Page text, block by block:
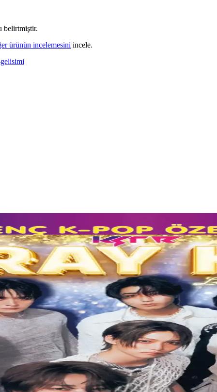
belirtmiştir.
ürünün incelemesini incele.
ve Tasarım İpuçları
kullanılan teknikler, renk seçimi ve oversize tasarımın önemi
Alüminyum Gövdeyle Güvenli Kullanım
gövdesiyle büyüyen ayaklara uygun, güvenli ve eğlenceli
Güvenli ve Konforlu Yüzme Deneyimi İçin
UV koruması, su geçirmezlik ve ayarlanabilir yapısıyla
Yaratıcı Boyama Deneyimi
renkleriyle çocuklar ve sanatçılar için ideal, kolay kullanım
Kalemler Seti İncelemesi